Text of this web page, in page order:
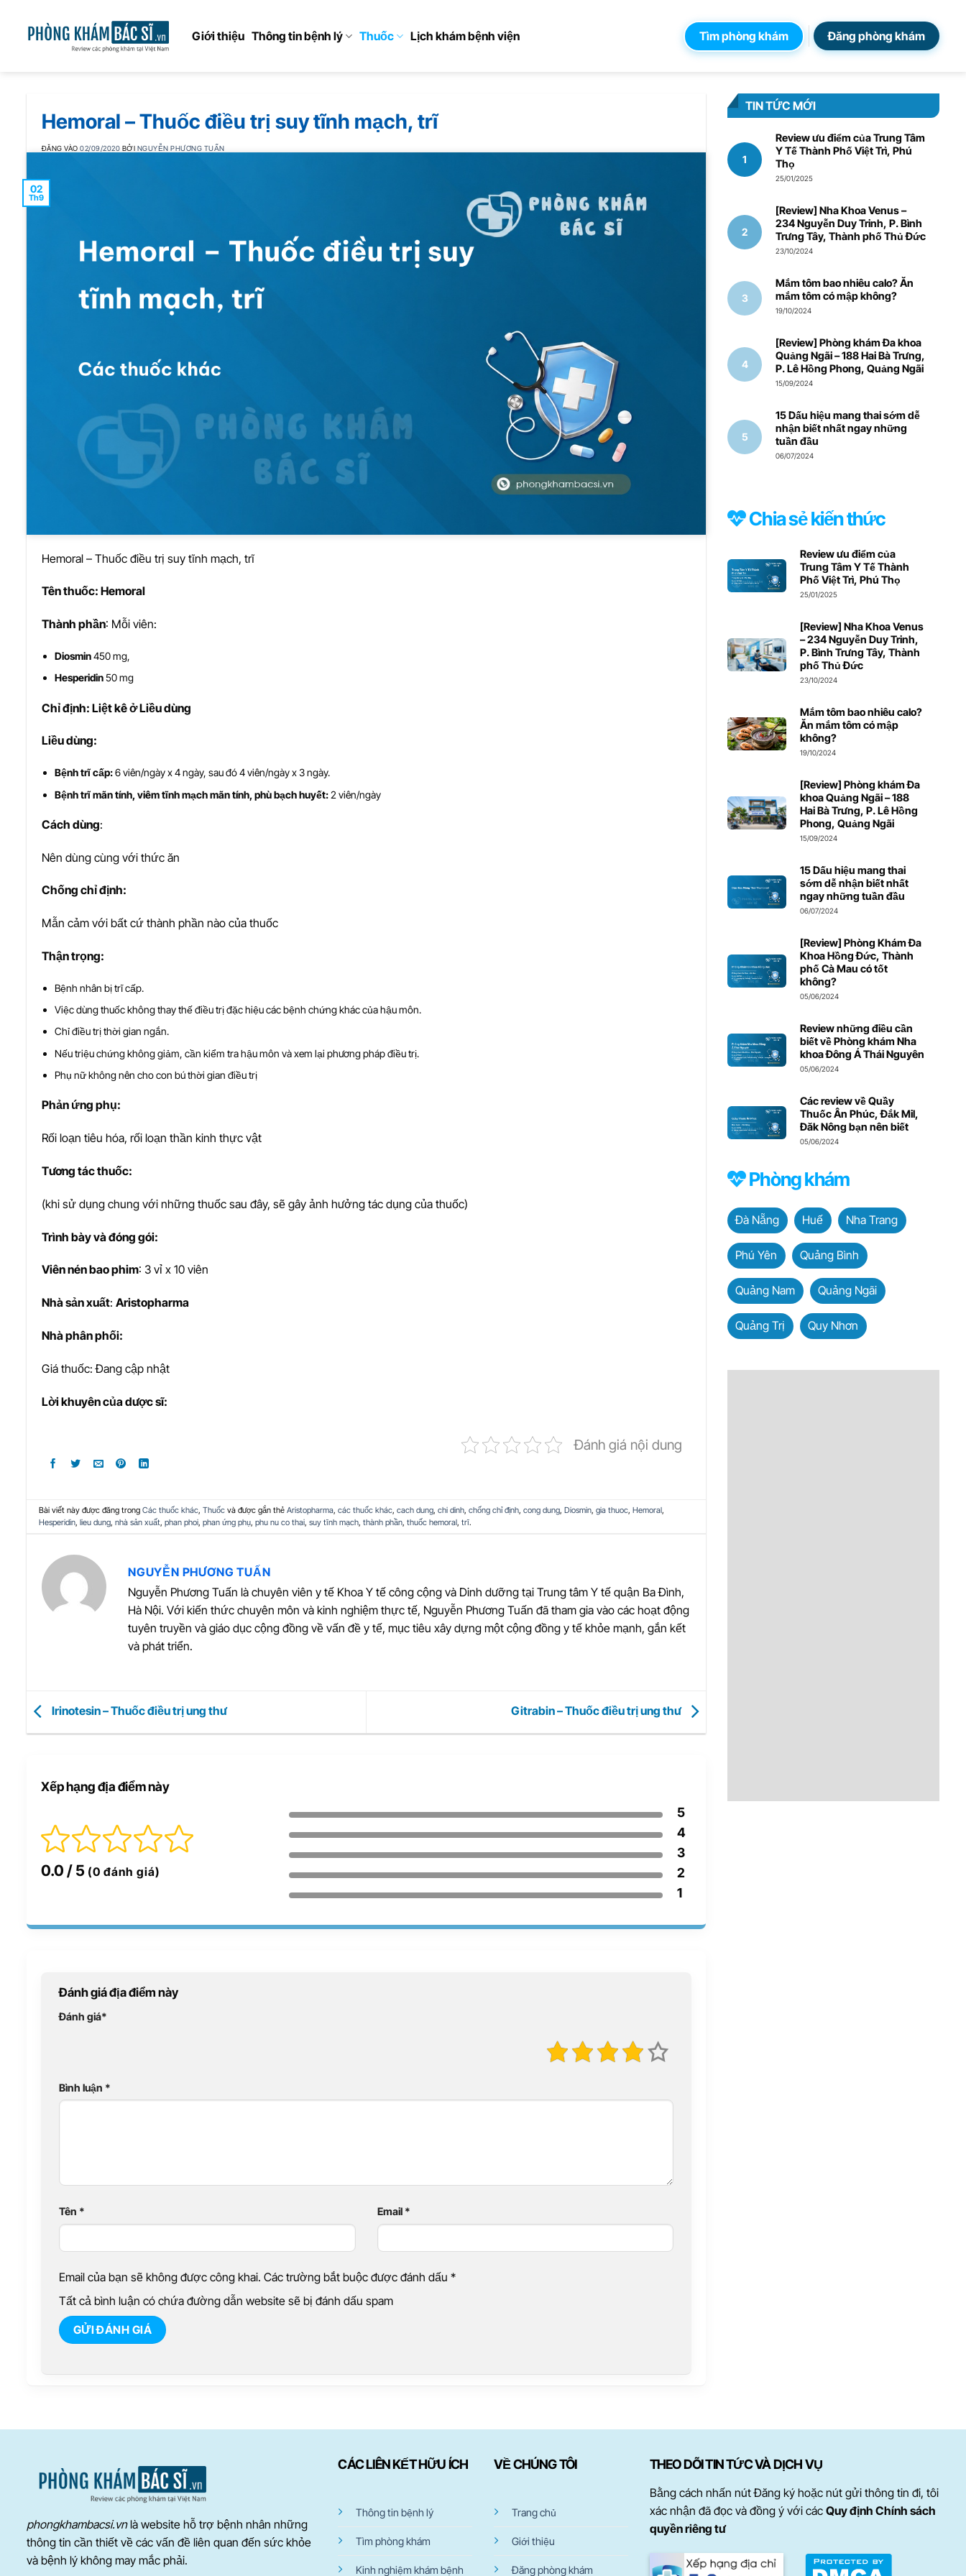
Giới thiệu Thông tin bệnh lý Thuốc Lịch khám bệnh viện Tìm phòng khám Đăng phòng khám
Hemoral – Thuốc điều trị suy tĩnh mạch, trĩ
ĐĂNG VÀO02/09/2020 BỞI NGUYỄN PHƯƠNG TUẤN
02
Th9
Hemoral – Thuốc điều trị suy tĩnh mạch, trĩ
Tên thuốc: Hemoral
Thành phần: Mỗi viên:
Diosmin450 mg,
Hesperidin50 mg
Chỉđịnh: Liệt kê ở Liều dùng
Liều dùng:
Bệnh trĩ cấp:6 viên/ngày x 4 ngày, sau đó 4 viên/ngày x 3 ngày.
Bệnh trĩ mãn tính, viêm tĩnh mạch mãn tính, phù bạch huyết:2 viên/ngày
Cách dùng:
Nên dùng cùng với thức ăn
Chống chỉđịnh:
Mẫn cảm với bất cứ thành phần nào của thuốc
Thận trọng:
Bệnh nhân bị trĩ cấp.
Việc dùng thuốc không thay thế điều trị đặc hiệu các bệnh chứng khác của hậu môn.
Chỉ điều trị thời gian ngắn.
Nếu triệu chứng không giảm, cần kiểm tra hậu môn và xem lại phương pháp điều trị.
Phụ nữ không nên cho con bú thời gian điều trị
Phản ứng phụ:
Rối loạn tiêu hóa, rối loạn thần kinh thực vật
Tương tác thuốc:
(khi sử dụng chung với những thuốc sau đây, sẽ gây ảnh hưởng tác dụng của thuốc)
Trình bày và đóng gói:
Viên nén bao phim: 3 vỉ x 10 viên
Nhà sản xuất: Aristopharma
Nhà phân phối:
Giá thuốc: Đang cập nhật
Lời khuyên của dược sĩ:
Đánh giá nội dung
Bài viết này được đăng trong Các thuốc khác, Thuốcvà được gắn thẻ Aristopharma, các thuốc khác, cach dung, chi dinh, chống chỉ định, cong dung, Diosmin, gia thuoc, Hemoral,
Hesperidin, lieu dung, nhà sản xuất, phan phoi, phan ứng phụ, phu nu co thai, suy tĩnh mạch, thành phần, thuốc hemoral, trĩ.
NGUYỄN PHƯƠNG TUẤN
Nguyễn Phương Tuấn là chuyên viên y tế Khoa Y tế công cộng và Dinh dưỡng tại Trung tâm Y tế quận Ba Đình,
Hà Nội. Với kiến thức chuyên môn và kinh nghiệm thực tế, Nguyễn Phương Tuấn đã tham gia vào các hoạt động
tuyên truyền và giáo dục cộng đồng về vấn đề y tế, mục tiêu xây dựng một cộng đồng y tế khỏe mạnh, gắn kết
và phát triển.
Irinotesin – Thuốc điều trị ung thư Gitrabin – Thuốc điều trị ung thư
Xếp hạng địa điểm này
0.0 / 5 (0 đánh giá)
5
4
3
2
1
Đánh giá địa điểm này
Đánh giá*
Bình luận *
Tên * Email *
Email của bạn sẽ không được công khai. Các trường bắt buộc được đánh dấu *
Tất cả bình luận có chứa đường dẫn website sẽ bị đánh dấu spam
TIN TỨC MỚI
Review ưu điểm của Trung Tâm
Y Tế Thành Phố Việt Trì, Phú
Thọ
25/01/2025
[Review] Nha Khoa Venus –
234 Nguyễn Duy Trinh, P. Bình
Trưng Tây, Thành phố Thủ Đức
23/10/2024
Mắm tôm bao nhiêu calo? Ăn
mắm tôm có mập không?
19/10/2024
[Review] Phòng khám Đa khoa
Quảng Ngãi – 188 Hai Bà Trưng,
P. Lê Hồng Phong, Quảng Ngãi
15/09/2024
15 Dấu hiệu mang thai sớm dễ
nhận biết nhất ngay những
tuần đầu
06/07/2024
Chia sẻ kiến thức
Review ưu điểm của
Trung Tâm Y Tế Thành
Phố Việt Trì, Phú Thọ
25/01/2025
[Review] Nha Khoa Venus
– 234 Nguyễn Duy Trinh,
P. Bình Trưng Tây, Thành
phố Thủ Đức
23/10/2024
Mắm tôm bao nhiêu calo?
Ăn mắm tôm có mập
không?
19/10/2024
[Review] Phòng khám Đa
khoa Quảng Ngãi – 188
Hai Bà Trưng, P. Lê Hồng
Phong, Quảng Ngãi
15/09/2024
15 Dấu hiệu mang thai
sớm dễ nhận biết nhất
ngay những tuần đầu
06/07/2024
[Review] Phòng Khám Đa
Khoa Hồng Đức, Thành
phố Cà Mau có tốt
không?
05/06/2024
Review những điều cần
biết về Phòng khám Nha
khoa Đông Á Thái Nguyên
05/06/2024
Các review về Quầy
Thuốc Ân Phúc, Đắk Mil,
Đăk Nông bạn nên biết
05/06/2024
Phòng khám
Đà Nẵng Huế Nha Trang
Phú Yên Quảng Bình
Quảng Nam Quảng Ngãi
Quảng Trị Quy Nhơn
phongkhambacsi.vnlà website hỗ trợ bệnh nhân những
thông tin cần thiết về các vấn đề liên quan đến sức khỏe
và bệnh lý không may mắc phải.
CÁC LIÊN KẾT HỮU ÍCH
Thông tin bệnh lý
Tìm phòng khám
Kinh nghiệm khám bệnh
VỀ CHÚNG TÔI
Trang chủ
Giới thiệu
Đăng phòng khám
THEO DÕI TIN TỨC VÀ DỊCH VỤ
Bằng cách nhấn nút Đăng ký hoặc nút gửi thông tin đi, tôi
xác nhận đã đọc và đồng ý với các Quy định Chính sách
quyền riêng tư